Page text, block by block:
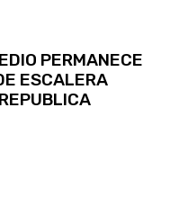
PERMANECE
ESCALERA